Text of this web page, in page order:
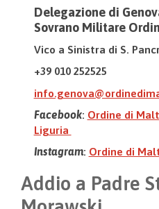
Delegazione di
Sovrano Militare
Vico a Sinistra di S.
+39 010 252525
Facebook: Ordine di
Liguria
Instagram: Ordine di
Addio a Padre